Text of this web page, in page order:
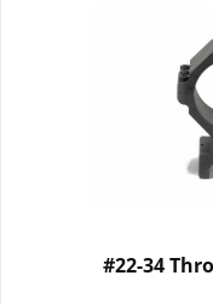
#22-34